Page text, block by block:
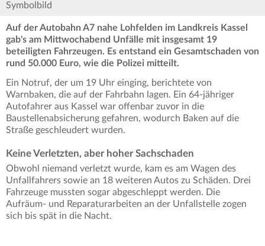
Symbolbild
Auf der Autobahn A7 nahe Lohfelden im Landkreis Kassel
gab's am Mittwochabend Unfälle mit insgesamt 19
beteiligten Fahrzeugen. Es entstand ein Gesamtschaden von
rund 50.000 Euro, wie die Polizei mitteilt.
Ein Notruf, der um 19 Uhr einging, berichtete von
Warnbaken, die auf der Fahrbahn lagen. Ein 64-jähriger
Autofahrer aus Kassel war offenbar zuvor in die
Baustellenabsicherung gefahren, wodurch Baken auf die
Straße geschleudert wurden.
Keine Verletzten, aber hoher Sachschaden
Obwohl niemand verletzt wurde, kam es am Wagen des
Unfallfahrers sowie an 18 weiteren Autos zu Schäden. Drei
Fahrzeuge mussten sogar abgeschleppt werden. Die
Aufräum- und Reparaturarbeiten an der Unfallstelle zogen
sich bis spät in die Nacht.